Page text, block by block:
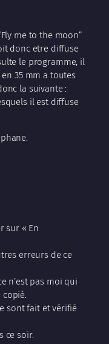
me to the moon”
donc etre diffuse
le programme, il
35 mm a toutes
la suivante :
il est diffuse
sur « En
erreurs de ce
n’est pas moi qui
copié.
sont fait et vérifié
ce soir.